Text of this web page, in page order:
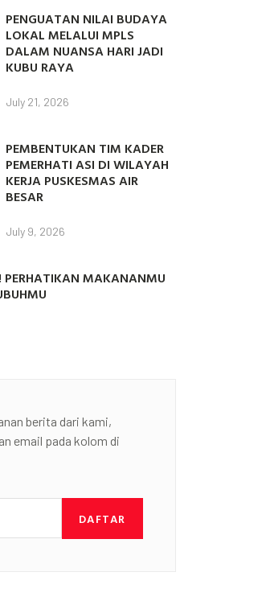
PENGUATAN NILAI BUDAYA
LOKAL MELALUI MPLS
DALAM NUANSA HARI JADI
KUBU RAYA
July 21, 2026
PEMBENTUKAN TIM KADER
PEMERHATI ASI DI WILAYAH
KERJA PUSKESMAS AIR
BESAR
July 9, 2026
MAKANANMU
berita dari kami,
email pada kolom di
DAFTAR